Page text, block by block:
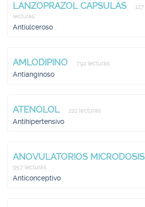
LANZOPRAZOL CAPSULAS
127
lecturas
Antiulceroso
AMLODIPINO 792 lecturas
Antianginoso
ATENOLOL 222 lecturas
Antihipertensivo
ANOVULATORIOS MICRODOSIS
957 lecturas
Anticonceptivo